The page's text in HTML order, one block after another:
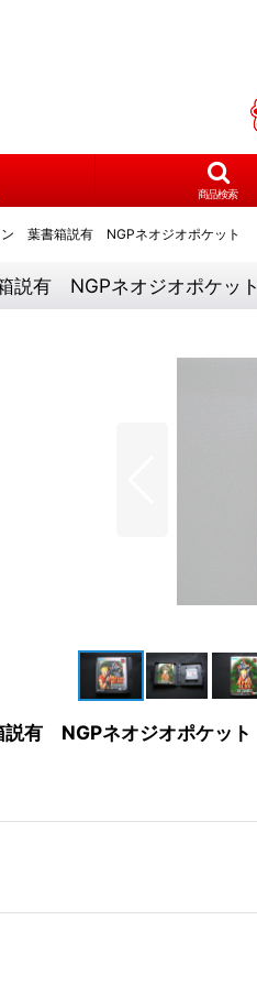
商品検索
ン 葉書箱説有 NGPネオジオポケット
説有 NGPネオジオポケット
有 NGPネオジオポケット